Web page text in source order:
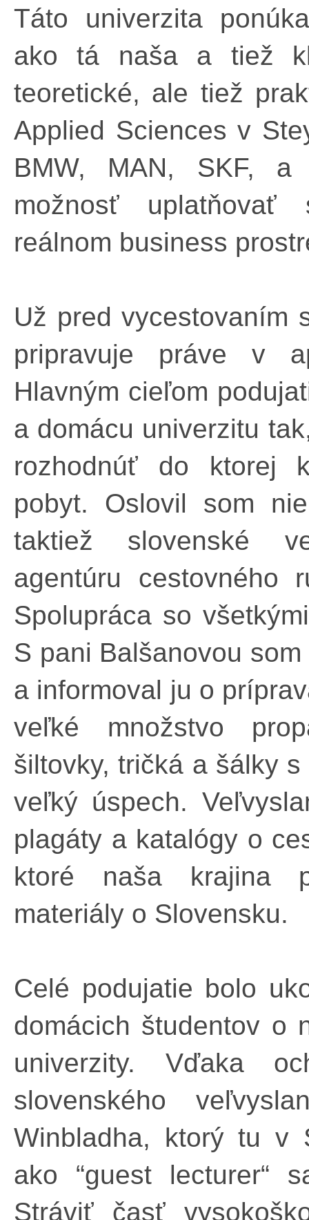
Táto univerzita
ako tá naša a tiež
teoretické, ale tiež
Applied Sciences v
BMW, MAN, SKF, a
možnosť
reálnom business
Už pred vycestovaním
pripravuje práve v
Hlavným cieľom
a domácu univerzitu
rozhodnúť do ktorej
pobyt. Oslovil som
taktiež slovenské
agentúru cestovného
Spolupráca so
S pani Balšanovou
a informoval ju o
veľké množstvo
šiltovky, tričká a šálky
veľký úspech.
plagáty a katalógy o
ktoré naša krajina
materiály o Slovensku.
Celé podujatie bolo
domácich študentov o
univerzity. Vďaka
slovenského
Winbladha, ktorý tu v
ako “guest lecturer“
Stráviť časť